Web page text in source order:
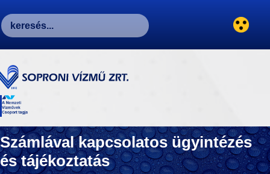
Számlával kapcsolatos ügyintézés
és tájékoztatás